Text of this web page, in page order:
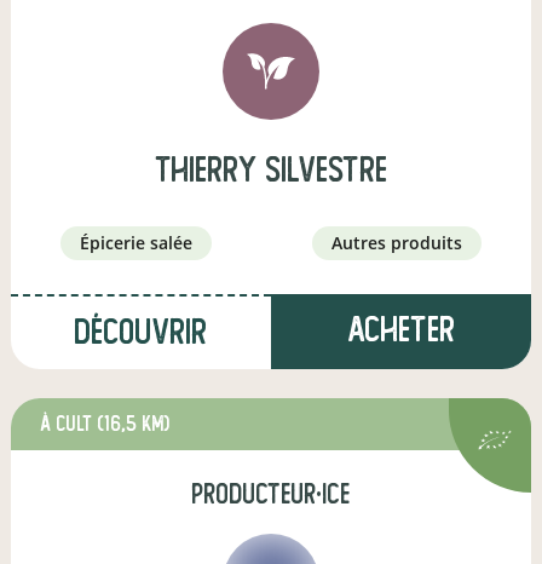
thierry silvestre
épicerie salée autres produits
Découvrir Acheter
à Cult (16,5 km)
producteur·ice